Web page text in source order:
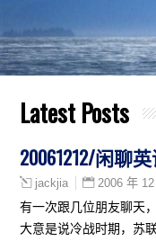
Latest Posts
20061212/闲聊
jackjia 2006 年
有一次跟几位朋友聊天
大意是说冷战时期，苏